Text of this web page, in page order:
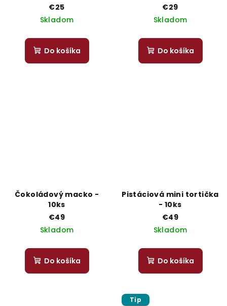
€25
Skladom
Do košíka
€29
Skladom
Do košíka
Čokoládový macko -
10ks
€49
Skladom
Do košíka
Pistáciová mini tortička
- 10ks
€49
Skladom
Do košíka
Tip